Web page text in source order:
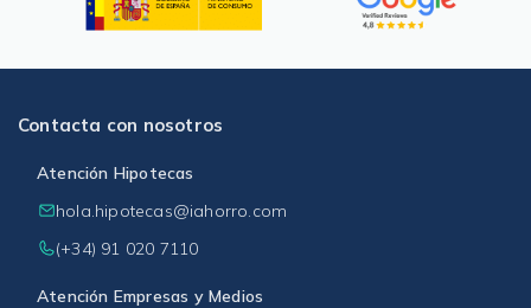
Contacta con nosotros
Atención Hipotecas
hola.hipotecas@iahorro.com
(+34) 91 020 7110
Atención Empresas y Medios